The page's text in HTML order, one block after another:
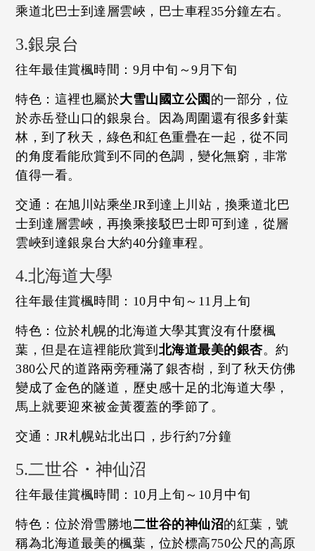
乘道北巴士到達層雲峽，巴士車程35分鐘左右。
3.銀泉台
往年最佳賞楓時間：9月中旬～9月下旬
特色：這裡也屬於大雪山國立公園 的一部分，位
於赤岳登山口的銀泉台。因為周圍還有很多針葉
林，到了秋天，綠色和紅色重疊在一起，從不同
的角度看能欣賞到不同的色調，變化無窮，非常
值得一看。
交通：在旭川站乘坐JR到達上川站，換乘道北巴
士到達層雲峽，再換乘接駁巴士即可到達，從層
雲峽到達銀泉台大約40分鐘車程。
4.北海道大學
往年最佳賞楓時間：10月中旬～11月上旬
特色：位於札幌的北海道大學其實沒有什麼楓
葉，但是在這裡能欣賞到 北海道最美的銀杏。約
380公尺的道路兩旁種滿了銀杏樹，到了秋天仿佛
變成了金色的隧道，歷史感十足的北海道大學，
馬上就要迎來被金黃覆蓋的季節了。
交通：JR札幌站北出口，步行約7分鐘
5.二世谷・神仙沼
往年最佳賞楓時間：10月上旬～10月中旬
特色：位於滑雪勝地二世谷的神仙沼的紅葉，號
稱為北海道最美的楓葉，位於標高750公尺的高原